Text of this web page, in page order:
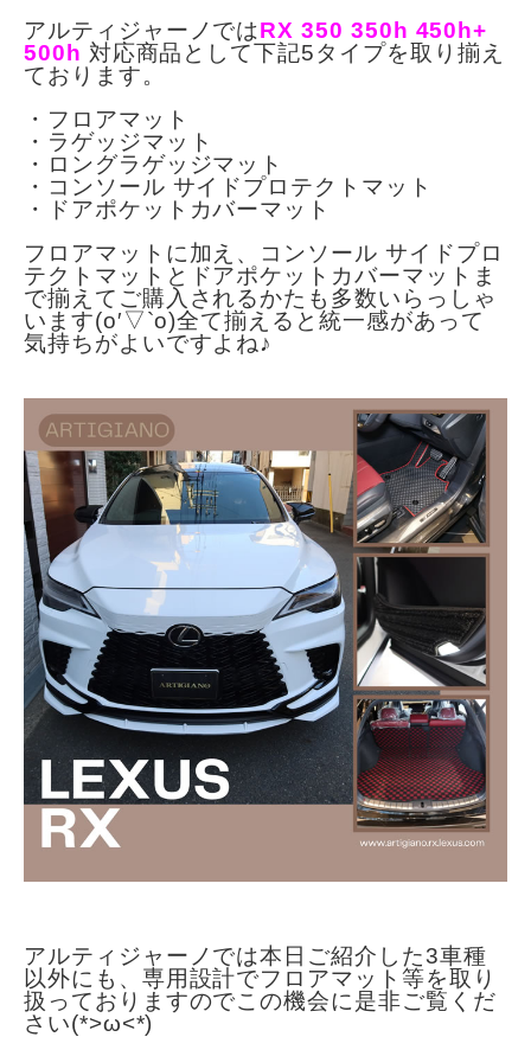
アルティジャーノではRX 350 350h 450h+
500h 対応商品として下記5タイプを取り揃え
ております。
・フロアマット
・ラゲッジマット
・ロングラゲッジマット
・コンソール サイドプロテクトマット
・ドアポケットカバーマット
フロアマットに加え、コンソール サイドプロ
テクトマットとドアポケットカバーマットま
で揃えてご購入されるかたも多数いらっしゃ
います(o′▽`o)全て揃えると統一感があって
気持ちがよいですよね♪
アルティジャーノでは本日ご紹介した3車種
以外にも、専用設計でフロアマット等を取り
扱っておりますのでこの機会に是非ご覧くだ
さい(*>ω<*)